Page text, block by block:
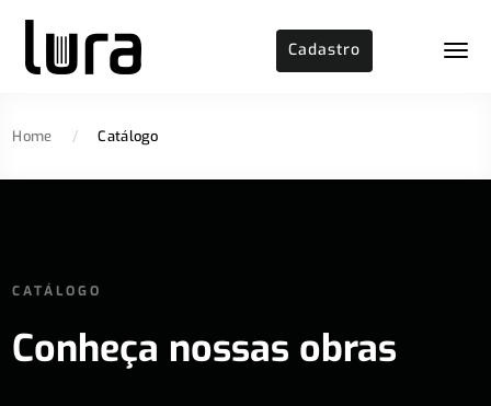
Cadastro
Home / Catálogo
CATÁLOGO
Conheça nossas obras